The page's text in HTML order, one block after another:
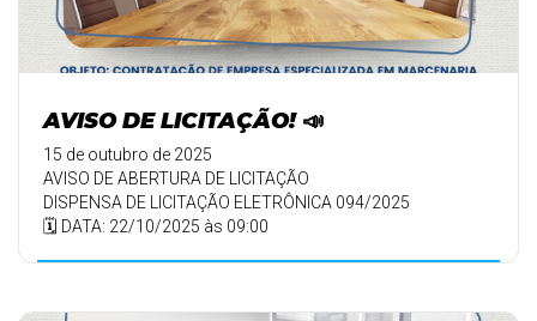
AVISO DE LICITAÇÃO! 📣
15 de outubro de 2025
AVISO DE ABERTURA DE LICITAÇÃO
DISPENSA DE LICITAÇÃO ELETRÔNICA 094/2025
🗓️ DATA: 22/10/2025 às 09:00